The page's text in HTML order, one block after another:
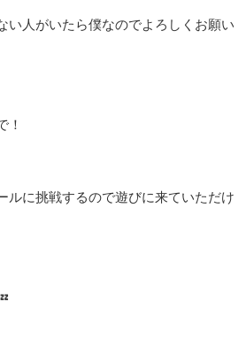
るだけなんだけどさ！
ています🤣
を作ったので、バタバタしちゃった(/ω